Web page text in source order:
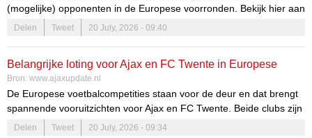
(mogelijke) opponenten in de Europese voorronden. Bekijk hier aan
welke clubs ze gekoppeld kunnen worden.
Delen Tweet 20 July, 2026 - 09:40
Belangrijke loting voor Ajax en FC Twente in Europese
competities
Bron: www.ajaxupdate.nl
De Europese voetbalcompetities staan voor de deur en dat brengt
spannende vooruitzichten voor Ajax en FC Twente. Beide clubs zijn
bereid om hun kwalificatiereeksen te beginnen en de lotingen
Delen Tweet 20 July, 2026 - 09:34